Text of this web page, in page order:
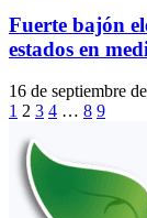
Fuerte bajón
estados en
16 de septiembre
1 2 3 4 … 8 9